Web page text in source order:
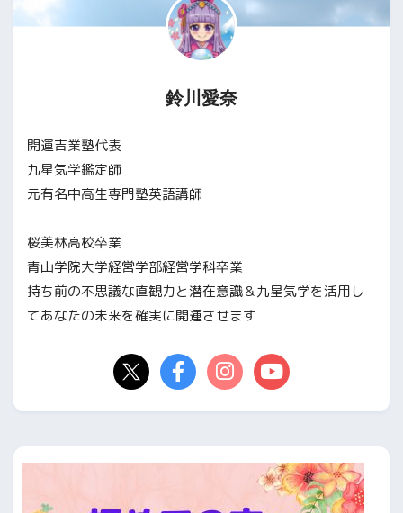
鈴川愛奈
開運吉業塾代表
九星気学鑑定師
元有名中高生専門塾英語講師
桜美林高校卒業
青山学院大学経営学部経営学科卒業
持ち前の不思議な直観力と潜在意識＆九星気学を活用し
てあなたの未来を確実に開運させます